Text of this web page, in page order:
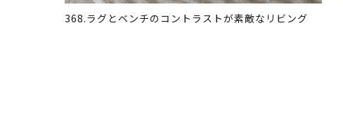
368.ラグとベンチのコントラストが素敵なリビング